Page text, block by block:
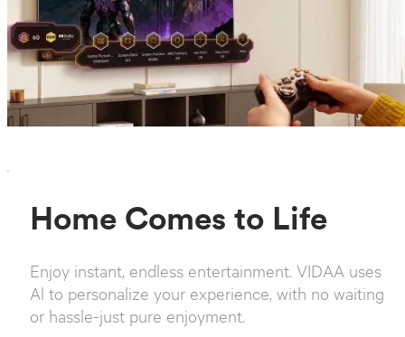
`
Home Comes to Life
Enjoy instant, endless entertainment. VIDAA uses
Al to personalize your experience, with no waiting
or hassle-just pure enjoyment.